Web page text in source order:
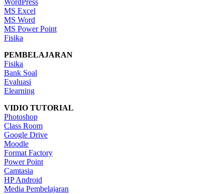
WordPress
MS Excel
MS Word
MS Power Point
Fisika
PEMBELAJARAN
Fisika
Bank Soal
Evaluasi
Elearning
VIDIO TUTORIAL
Photoshop
Class Room
Google Drive
Moodle
Format Factory
Power Point
Camtasia
HP Android
Media Pembelajaran